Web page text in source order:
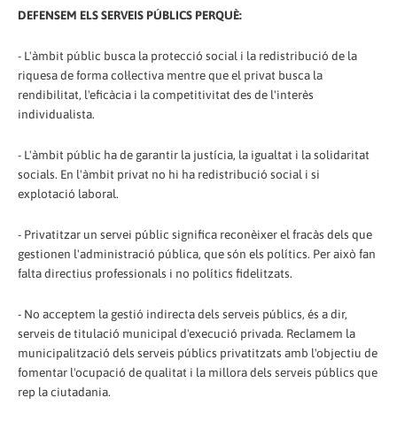
DEFENSEM ELS SERVEIS PÚBLICS PERQUÈ:
- L'àmbit públic busca la protecció social i la redistribució de la
riquesa de forma col·lectiva mentre que el privat busca la
rendibilitat, l'eficàcia i la competitivitat des de l'interès
individualista.
- L'àmbit públic ha de garantir la justícia, la igualtat i la solidaritat
socials. En l'àmbit privat no hi ha redistribució social i si
explotació laboral.
- Privatitzar un servei públic significa reconèixer el fracàs dels que
gestionen l'administració pública, que són els polítics. Per això fan
falta directius professionals i no polítics fidelitzats.
- No acceptem la gestió indirecta dels serveis públics, és a dir,
serveis de titulació municipal d'execució privada. Reclamem la
municipalització dels serveis públics privatitzats amb l'objectiu de
fomentar l'ocupació de qualitat i la millora dels serveis públics que
rep la ciutadania.